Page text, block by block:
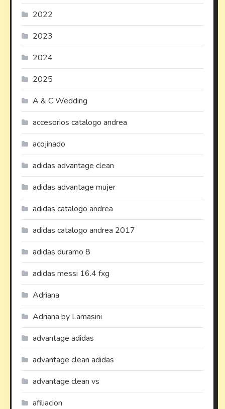
2022
2023
2024
2025
A & C Wedding
accesorios catalogo andrea
acojinado
adidas advantage clean
adidas advantage mujer
adidas catalogo andrea
adidas catalogo andrea 2017
adidas duramo 8
adidas messi 16.4 fxg
Adriana
Adriana by Lamasini
advantage adidas
advantage clean adidas
advantage clean vs
afiliacion